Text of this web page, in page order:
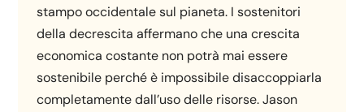
stampo occidentale sul pianeta. I sostenitori
della decrescita affermano che una crescita
economica costante non potrà mai essere
sostenibile perché è impossibile disaccoppiarla
completamente dall’uso delle risorse. Jason